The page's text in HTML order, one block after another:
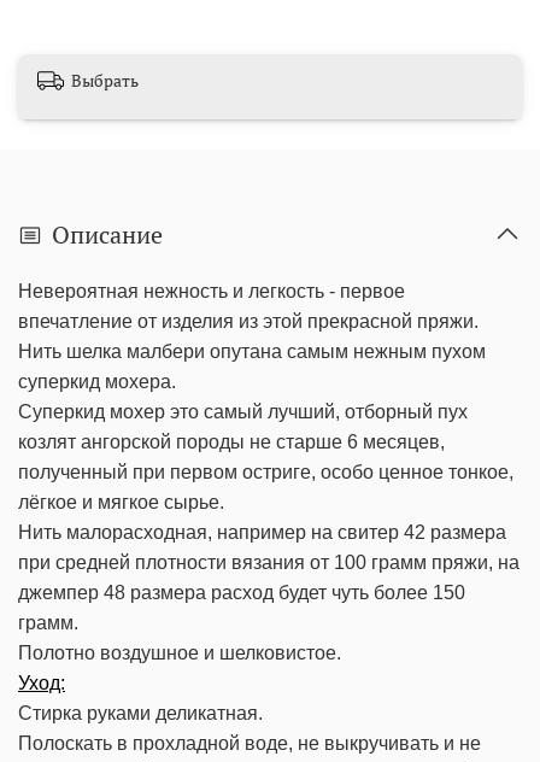
Выбрать
Описание
Невероятная нежность и легкость - первое
впечатление от изделия из этой прекрасной пряжи.
Нить шелка малбери опутана самым нежным пухом
суперкид мохера.
Суперкид мохер это самый лучший, отборный пух
козлят ангорской породы не старше 6 месяцев,
полученный при первом остриге, особо ценное тонкое,
лёгкое и мягкое сырье.
Нить малорасходная, например на свитер 42 размера
при средней плотности вязания от 100 грамм пряжи, на
джемпер 48 размера расход будет чуть более 150
грамм.
Полотно воздушное и шелковистое.
Уход:
Стирка руками деликатная.
Полоскать в прохладной воде, не выкручивать и не